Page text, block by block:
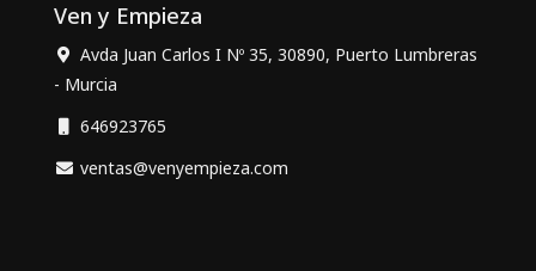
Ven y Empieza
Avda Juan Carlos I Nº 35, 30890, Puerto Lumbreras
- Murcia
646923765
ventas@venyempieza.com